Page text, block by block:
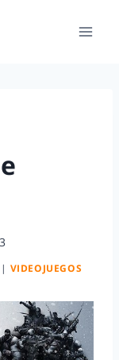
| VIDEOJUEGOS